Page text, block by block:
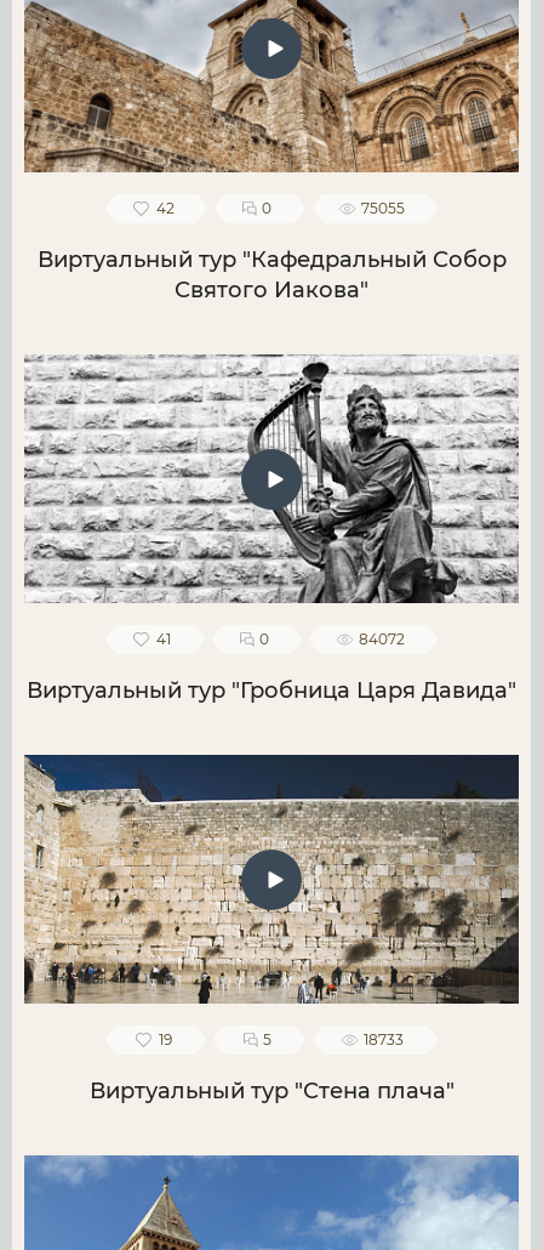
42 0 75055
Виртуальный тур "Кафедральный Собор
Святого Иакова"
41 0 84072
Виртуальный тур "Гробница Царя Давида"
19 5 18733
Виртуальный тур "Стена плача"